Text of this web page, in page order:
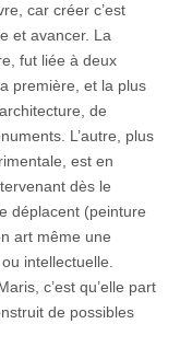
car créer c’est
et avancer. La
fut liée à deux
première, et la plus
de
L’autre, plus
est en
dès le
déplacent (peinture
art même une
intellectuelle.
c’est qu’elle part
de possibles